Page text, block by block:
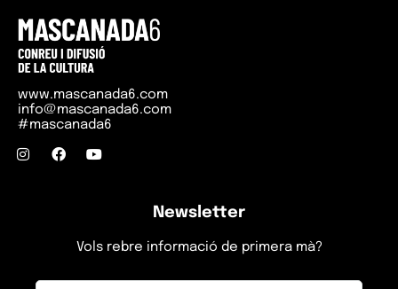
www.mascanada6.com
info@mascanada6.com
#mascanada6
Newsletter
Vols rebre informació de primera mà?